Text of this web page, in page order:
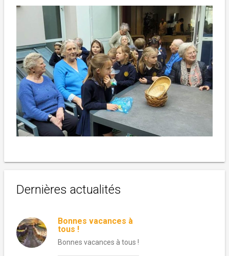
Dernières actualités
Bonnes vacances à
tous !
Bonnes vacances à tous !